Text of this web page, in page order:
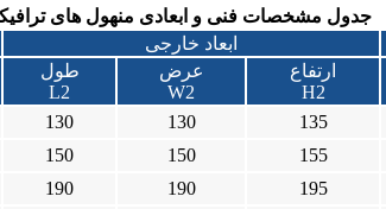
جدول مشخصات فنی و ابعادی منهول های
ابعاد خارجی
طول
L2
عرض
W2
ارتفاع
H2
130 130 135
150 150 155
190 190 195